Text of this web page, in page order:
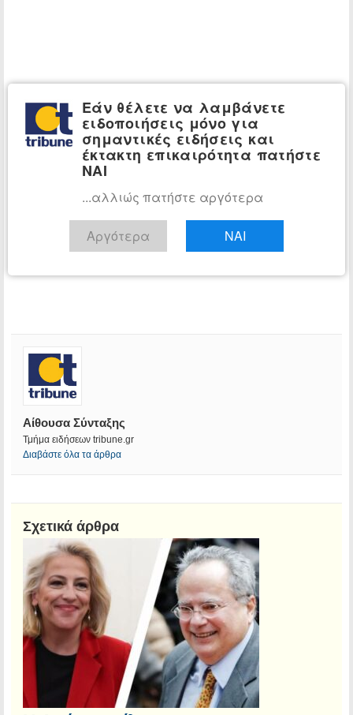
Αίθουσα Σύνταξης
Τμήμα ειδήσεων tribune.gr
Διαβάστε όλα τα άρθρα
Σχετικά άρθρα
Εάν θέλετε να λαμβάνετε
ειδοποιήσεις μόνο για
σημαντικές ειδήσεις και
έκτακτη επικαιρότητα πατήστε
ΝΑΙ
...αλλιώς πατήστε αργότερα
Αργότερα ΝΑΙ